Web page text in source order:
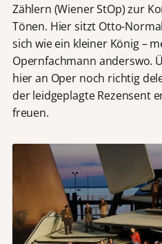
Zählern (Wiener StOp) zur
Tönen. Hier sitzt Otto-
sich wie ein kleiner König –
Opernfachmann anderswo.
hier an Oper noch richtig
der leidgeplagte Rezensent
freuen.